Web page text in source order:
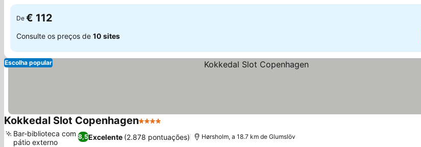
De € 112
Consulte os preços de 10 sites
Escolha popular
Kokkedal Slot Copenhagen4 Estrelas
8,5Excelente (2.878 pontuações)
Bar-biblioteca com
pátio externo
Hørsholm, a 18.7 km de Glumslöv